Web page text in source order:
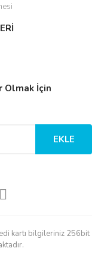
Olmak İçin
EKLE
kartı bilgileriniz 256bit